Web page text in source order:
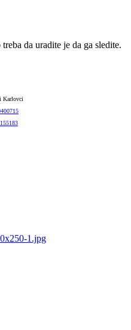
da uradite je da ga sledite.
Karlovci